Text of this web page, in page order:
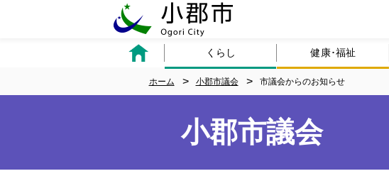
くらし 健康･福祉
ホーム 小郡市議会 市議会からのお知らせ
小郡市議会